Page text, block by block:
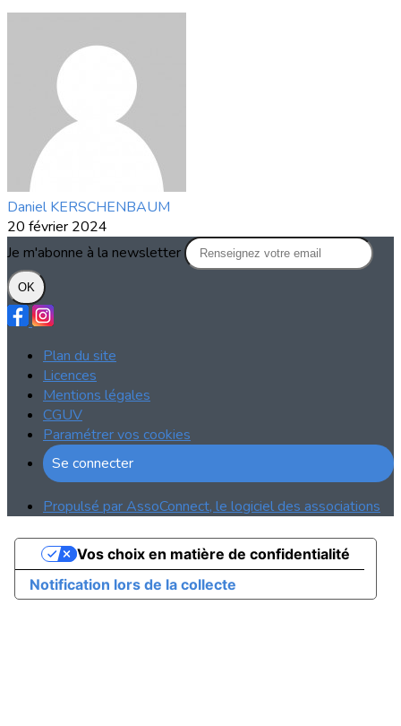
Daniel KERSCHENBAUM
20 février 2024
Je m'abonne à la newsletter
OK
Plan du site
Licences
Mentions légales
CGUV
Paramétrer vos cookies
Se connecter
Propulsé par AssoConnect, le logiciel des associations
Notification lors de la collecte
Vos choix en matière de confidentialité